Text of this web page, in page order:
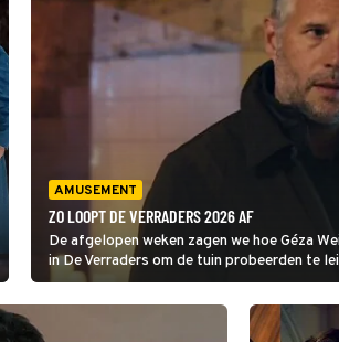
AMUSEMENT
ZO LOOPT DE VERRADERS 2026 AF
De afgelopen weken zagen we hoe Géza
in De Verraders om de tuin probeerden te
eindoverwinning? We nemen de